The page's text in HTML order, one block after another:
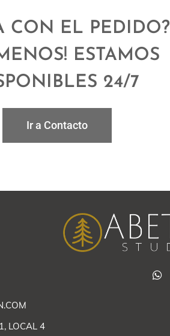
CON EL PEDIDO?
ESTAMOS
24/7
Ir a Contacto
LOCAL 4